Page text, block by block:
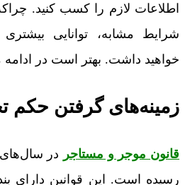
اطلاعات لازم را کسب کنید.
شرایط مشابه، توانایی
خواهید داشت. بهتر است در ادامه
زمینه‌های گرفتن حکم
قانون موجر و مستاجر
رسیده است. این قوانین دارای